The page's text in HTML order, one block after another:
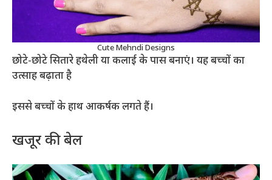
Cute Mehndi Designs
छोटे-छोटे सितारे हथेली या कलाई के पास बनाएं। यह बच्चों का
उत्साह बढ़ाता है
इससे बच्चों के हाथ आकर्षक लगते हैं।
खजूर की बेल